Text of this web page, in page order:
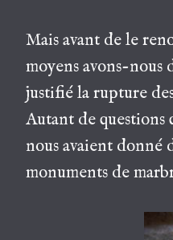
Mais avant de le
moyens avons-nous
justifié la rupture
Autant de
nous avaient donné
monuments de